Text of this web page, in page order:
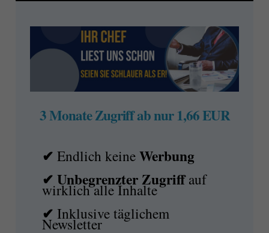
3 Monate Zugriff ab nur 1,66 EUR
✔Endlich keineWerbung
✔ Unbegrenzter Zugriffauf
wirklich alle Inhalte
✔Inklusive täglichem
Newsletter